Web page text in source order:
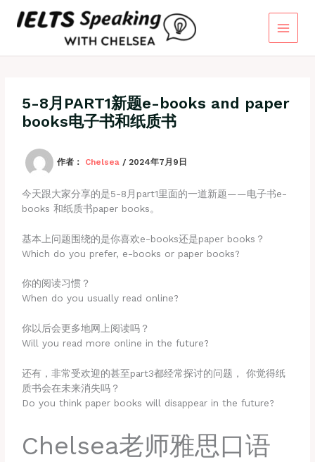
5-8月PART1新题e-books and paper
books电子书和纸质书
作者： Chelsea / 2024年7月9日
今天跟大家分享的是5-8月part1里面的一道新题——电子书e-
books 和纸质书paper books。
基本上问题围绕的是你喜欢e-books还是paper books？
Which do you prefer, e-books or paper books?
你的阅读习惯？
When do you usually read online?
你以后会更多地网上阅读吗？
Will you read more online in the future?
还有，非常受欢迎的甚至part3都经常探讨的问题， 你觉得纸
质书会在未来消失吗？
Do you think paper books will disappear in the future?
Chelsea老师雅思口语